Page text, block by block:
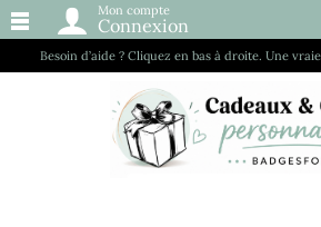
Besoin d’aide ? Cliquez en bas à droite. Une
Mon compte
Connexion